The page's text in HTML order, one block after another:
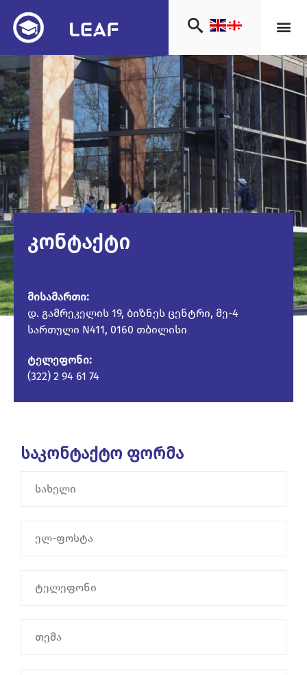
ᲙᲝᲜᲢᲐᲥᲢᲘ
მისამართი:
დ. გამრეკელის 19, ბიზნეს ცენტრი, მე-4
სართული N411, 0160 თბილისი
ტელეფონი:
(322) 2 94 61 74
ᲡᲐᲙᲝᲜᲢᲐᲥᲢᲝ ᲤᲝᲠᲛᲐ